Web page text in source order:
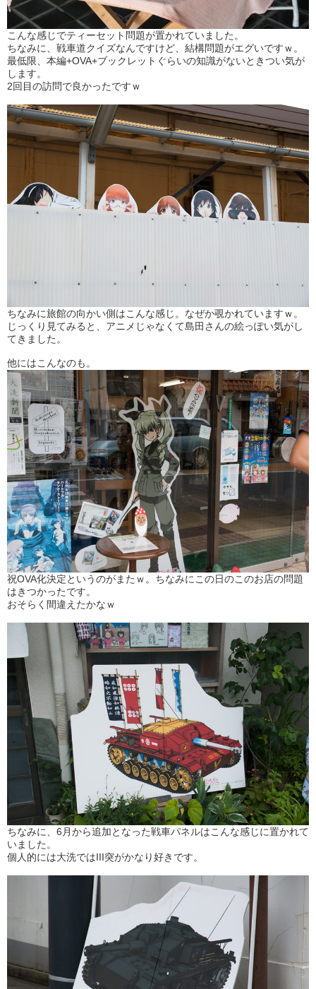
こんな感じでティーセット問題が置かれていました。
ちなみに、戦車道クイズなんですけど、結構問題がエグいですｗ。
最低限、本編+OVA+ブックレットぐらいの知識がないときつい気が
します。
2回目の訪問で良かったですｗ
ちなみに旅館の向かい側はこんな感じ。なぜか覗かれていますｗ。
じっくり見てみると、アニメじゃなくて島田さんの絵っぽい気がし
てきました。
他にはこんなのも。
祝OVA化決定というのがまたｗ。ちなみにこの日のこのお店の問題
はきつかったです。
おそらく間違えたかなｗ
ちなみに、6月から追加となった戦車パネルはこんな感じに置かれて
いました。
個人的には大洗ではIII突がかなり好きです。